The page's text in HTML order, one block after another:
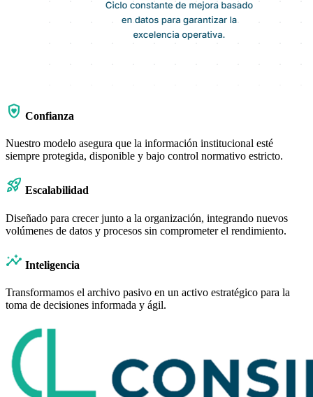
shield_with_heart Confianza
Nuestro modelo asegura que la información institucional esté
siempre protegida, disponible y bajo control normativo estricto.
rocket_launch Escalabilidad
Diseñado para crecer junto a la organización, integrando nuevos
volúmenes de datos y procesos sin comprometer el rendimiento.
insights Inteligencia
Transformamos el archivo pasivo en un activo estratégico para la
toma de decisiones informada y ágil.